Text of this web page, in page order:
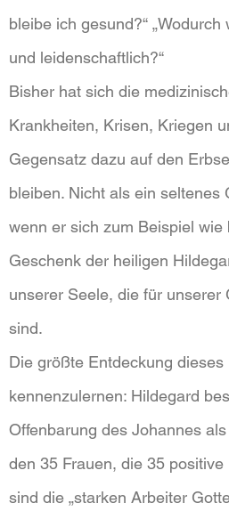
bleibe ich gesund?“
und leidenschaftlich?“
Bisher hat sich die
Krankheiten, Krisen, Kriegen
Gegensatz dazu auf den
bleiben. Nicht als ein
wenn er sich zum Beispiel
Geschenk der heiligen
unserer Seele, die für
sind.
Die größte Entdeckung
kennenzulernen: Hildegard
Offenbarung des Johannes
den 35 Frauen, die 35
sind die „starken Arbeiter